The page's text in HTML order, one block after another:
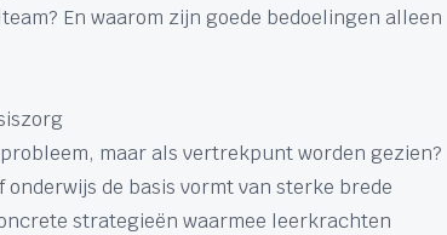
En waarom zijn goede bedoelingen alleen
maar als vertrekpunt worden gezien?
de basis vormt van sterke brede
strategieën waarmee leerkrachten